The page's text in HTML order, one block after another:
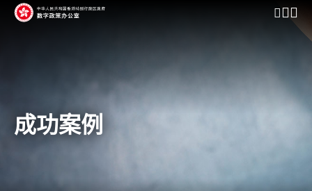
开启行
成功案例